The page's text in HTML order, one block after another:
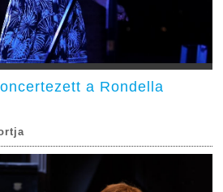
a Rondella